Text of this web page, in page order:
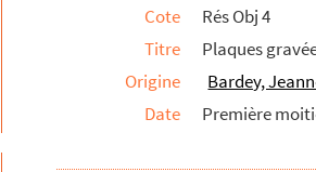
Œuvres de Jeanne et/ou Henriette
Plaques indéterminées
Plaques réputées vierges
Matrices jointes à celles de Jeanne et
Rés Obj 11. Mug commémorant la mort de
Cote
Rés Obj 4
Titre
Plaques
Origine
Bardey,
Date
Première